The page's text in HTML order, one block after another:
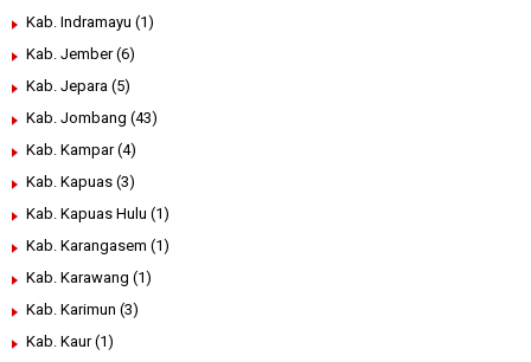
Kab. Indramayu (1)
Kab. Jember (6)
Kab. Jepara (5)
Kab. Jombang (43)
Kab. Kampar (4)
Kab. Kapuas (3)
Kab. Kapuas Hulu (1)
Kab. Karangasem (1)
Kab. Karawang (1)
Kab. Karimun (3)
Kab. Kaur (1)